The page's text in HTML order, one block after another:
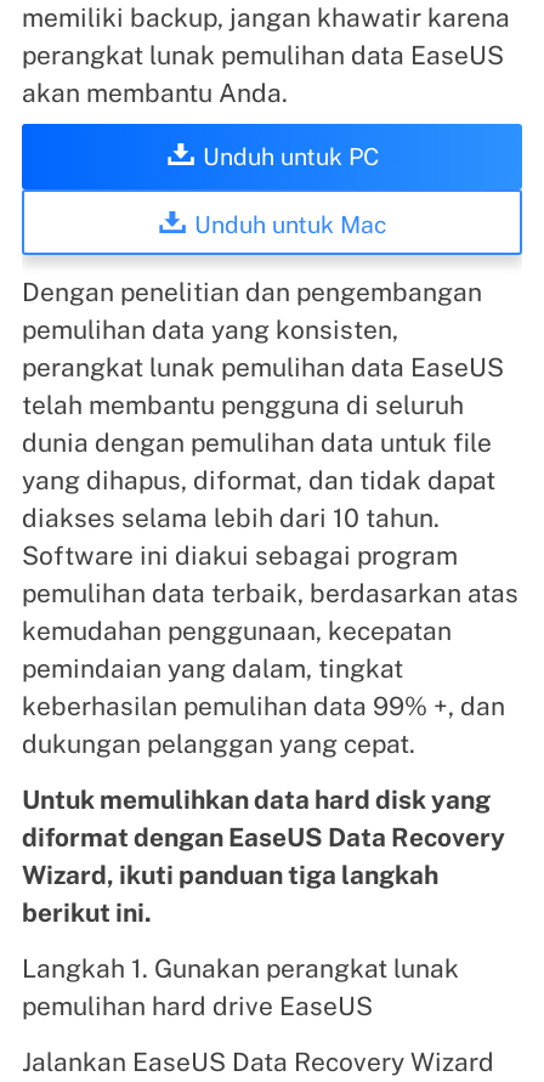
memiliki backup, jangan khawatir karena
perangkat lunak pemulihan data EaseUS
akan membantu Anda.
Unduh untuk PC
Unduh untuk Mac
Dengan penelitian dan pengembangan
pemulihan data yang konsisten,
perangkat lunak pemulihan data EaseUS
telah membantu pengguna di seluruh
dunia dengan pemulihan data untuk file
yang dihapus, diformat, dan tidak dapat
diakses selama lebih dari 10 tahun.
Software ini diakui sebagai program
pemulihan data terbaik, berdasarkan atas
kemudahan penggunaan, kecepatan
pemindaian yang dalam, tingkat
keberhasilan pemulihan data 99% +, dan
dukungan pelanggan yang cepat.
Untuk memulihkan data hard disk yang
diformat dengan EaseUS Data Recovery
Wizard, ikuti panduan tiga langkah
berikut ini.
Langkah 1. Gunakan perangkat lunak
pemulihan hard drive EaseUS
Jalankan EaseUS Data Recovery Wizard